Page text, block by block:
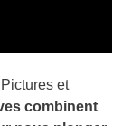
et
combinent